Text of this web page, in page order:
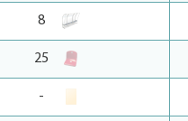
8
25
-